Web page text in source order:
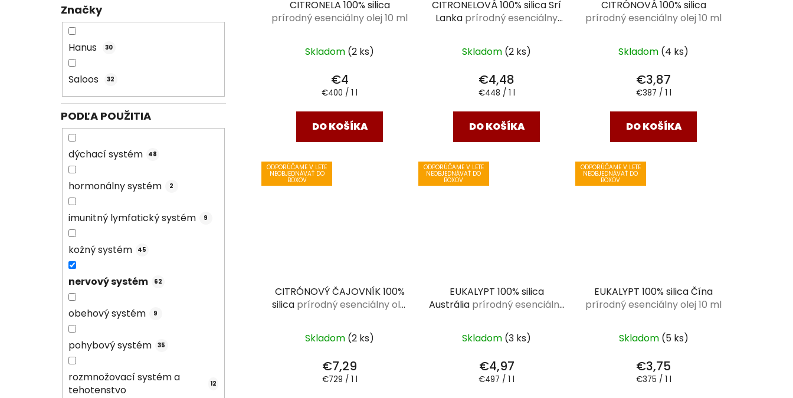
Značky
Hanus 30
Saloos 32
PODĽA POUŽITIA
dýchací systém 48
hormonálny systém 2
imunitný lymfatický systém 9
kožný systém 45
nervový systém 62
obehový systém 9
pohybový systém 35
rozmnožovací systém a
tehotenstvo
12
CITRONELA 100% silica
prírodný esenciálny olej 10 ml
Skladom (2 ks)
€4
Jednotková
€400 / 1 l
DO KOŠÍKA
CITRONELOVÁ 100% silica Srí
Lanka prírodný esenciálny
Skladom (2 ks)
€4,48
Jednotková
€448 / 1 l
DO KOŠÍKA
CITRÓNOVÁ 100% silica
prírodný esenciálny olej 10 ml
Skladom (4 ks)
€3,87
Jednotková
€387 / 1 l
DO KOŠÍKA
ODPORÚČAME V LETE
NEOBJEDNÁVAŤ DO
BOXOV
CITRÓNOVÝ ČAJOVNÍK 100%
silica prírodný esenciálny olej
Skladom (2 ks)
€7,29
Jednotková
€729 / 1 l
ODPORÚČAME V LETE
NEOBJEDNÁVAŤ DO
BOXOV
EUKALYPT 100% silica
Austrália prírodný esenciálny
Skladom (3 ks)
€4,97
Jednotková
€497 / 1 l
ODPORÚČAME V LETE
NEOBJEDNÁVAŤ DO
BOXOV
EUKALYPT 100% silica Čína
prírodný esenciálny olej 10 ml
Skladom (5 ks)
€3,75
Jednotková
€375 / 1 l